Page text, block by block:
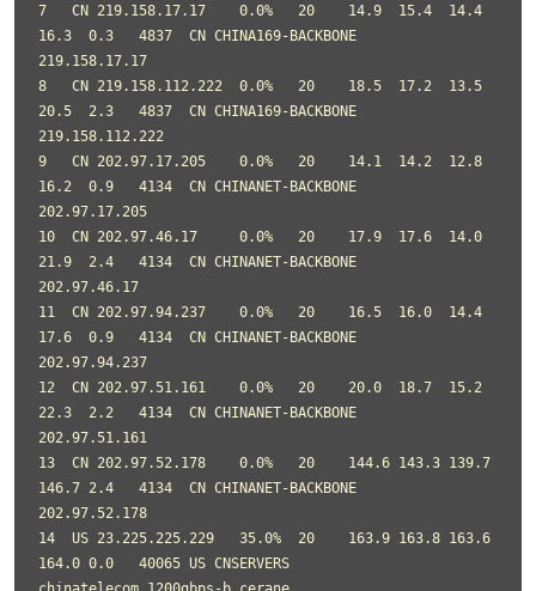
7   CN 219.158.17.17    0.0%   20    14.9  15.4  14.4
16.3  0.3   4837  CN CHINA169-BACKBONE
219.158.17.17
8   CN 219.158.112.222  0.0%   20    18.5  17.2  13.5
20.5  2.3   4837  CN CHINA169-BACKBONE
219.158.112.222
9   CN 202.97.17.205    0.0%   20    14.1  14.2  12.8
16.2  0.9   4134  CN CHINANET-BACKBONE
202.97.17.205
10  CN 202.97.46.17     0.0%   20    17.9  17.6  14.0
21.9  2.4   4134  CN CHINANET-BACKBONE
202.97.46.17
11  CN 202.97.94.237    0.0%   20    16.5  16.0  14.4
17.6  0.9   4134  CN CHINANET-BACKBONE
202.97.94.237
12  CN 202.97.51.161    0.0%   20    20.0  18.7  15.2
22.3  2.2   4134  CN CHINANET-BACKBONE
202.97.51.161
13  CN 202.97.52.178    0.0%   20    144.6 143.3 139.7
146.7 2.4   4134  CN CHINANET-BACKBONE
202.97.52.178
14  US 23.225.225.229   35.0%  20    163.9 163.8 163.6
164.0 0.0   40065 US CNSERVERS